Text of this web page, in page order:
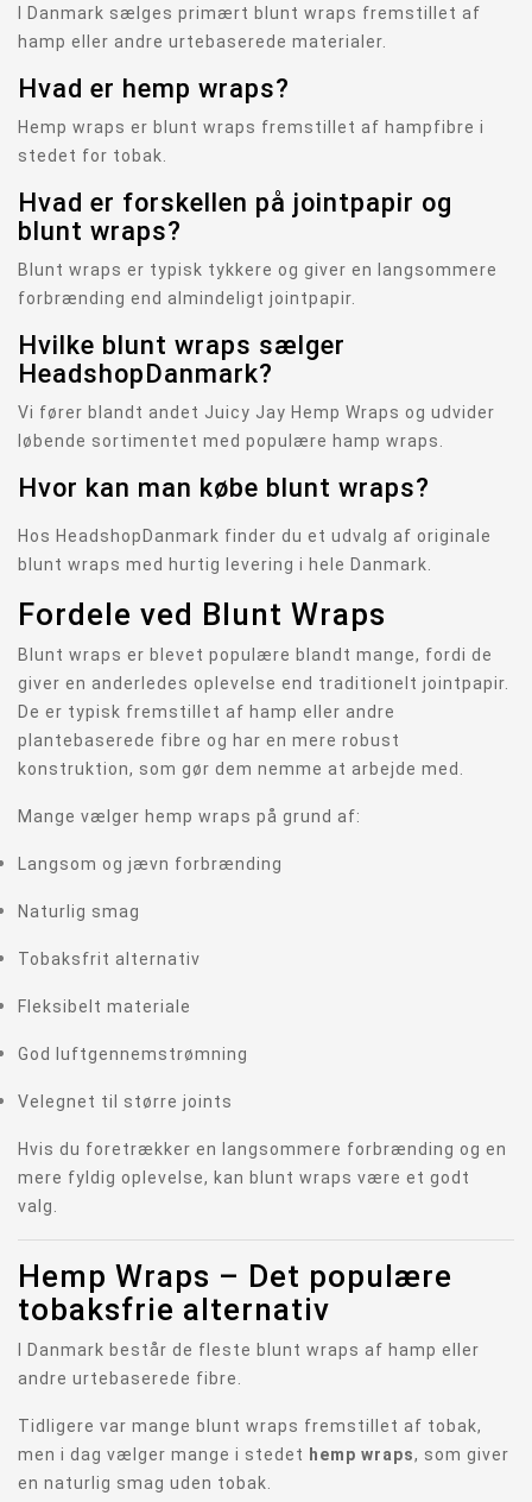
I Danmark sælges primært blunt wraps fremstillet af
hamp eller andre urtebaserede materialer.
Hvad er hemp wraps?
Hemp wraps er blunt wraps fremstillet af hampfibre i
stedet for tobak.
Hvad er forskellen på jointpapir og
blunt wraps?
Blunt wraps er typisk tykkere og giver en langsommere
forbrænding end almindeligt jointpapir.
Hvilke blunt wraps sælger
HeadshopDanmark?
Vi fører blandt andet Juicy Jay Hemp Wraps og udvider
løbende sortimentet med populære hamp wraps.
Hvor kan man købe blunt wraps?
Hos HeadshopDanmark finder du et udvalg af originale
blunt wraps med hurtig levering i hele Danmark.
Fordele ved Blunt Wraps
Blunt wraps er blevet populære blandt mange, fordi de
giver en anderledes oplevelse end traditionelt jointpapir.
De er typisk fremstillet af hamp eller andre
plantebaserede fibre og har en mere robust
konstruktion, som gør dem nemme at arbejde med.
Mange vælger hemp wraps på grund af:
Langsom og jævn forbrænding
Naturlig smag
Tobaksfrit alternativ
Fleksibelt materiale
God luftgennemstrømning
Velegnet til større joints
Hvis du foretrækker en langsommere forbrænding og en
mere fyldig oplevelse, kan blunt wraps være et godt
valg.
Hemp Wraps – Det populære
tobaksfrie alternativ
I Danmark består de fleste blunt wraps af hamp eller
andre urtebaserede fibre.
Tidligere var mange blunt wraps fremstillet af tobak,
men i dag vælger mange i stedet hemp wraps, som giver
en naturlig smag uden tobak.